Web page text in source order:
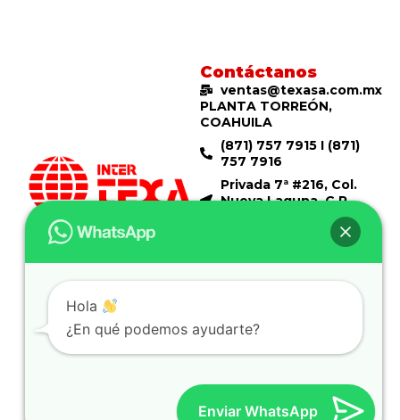
Construye con Texa...
¡Construye Mejor!
Contáctanos
ventas@texasa.com.mx
PLANTA TORREÓN,
COAHUILA
(871) 757 7915 I (871)
757 7916
Privada 7ª #216, Col.
Nueva Laguna, C.P.
CEDIS MONTERREY,
1200, Parque Logistica
Santa Rosa CP: 66613
Apodaca, NL.
(871) 757 5000
Enviar WhatsApp
Hola
¿En qué podemos ayudarte?